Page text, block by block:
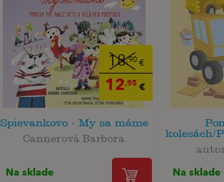
18,90 €
12,95 €
Spievankovo - My sa máme
Cannerová Barbora
Na sklade
kolesách/
Na sklade